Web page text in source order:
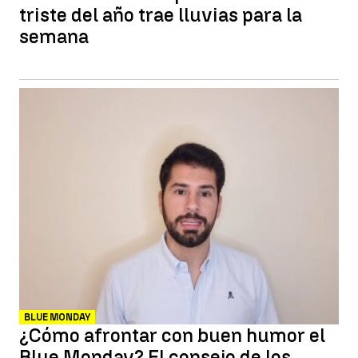
triste del año trae lluvias para la
semana
BLUE MONDAY
¿Cómo afrontar con buen humor el